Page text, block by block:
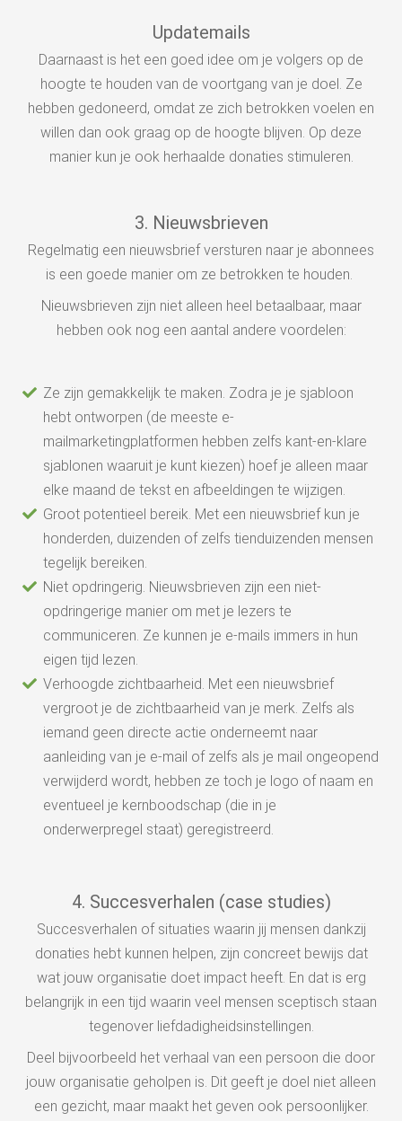
Updatemails
Daarnaast is het een goed idee om je volgers op de
hoogte te houden van de voortgang van je doel. Ze
hebben gedoneerd, omdat ze zich betrokken voelen en
willen dan ook graag op de hoogte blijven. Op deze
manier kun je ook herhaalde donaties stimuleren.
3. Nieuwsbrieven
Regelmatig een nieuwsbrief versturen naar je abonnees
is een goede manier om ze betrokken te houden.
Nieuwsbrieven zijn niet alleen heel betaalbaar, maar
hebben ook nog een aantal andere voordelen:
Ze zijn gemakkelijk te maken. Zodra je je sjabloon
hebt ontworpen (de meeste e-
mailmarketingplatformen hebben zelfs kant-en-klare
sjablonen waaruit je kunt kiezen) hoef je alleen maar
elke maand de tekst en afbeeldingen te wijzigen.
Groot potentieel bereik. Met een nieuwsbrief kun je
honderden, duizenden of zelfs tienduizenden mensen
tegelijk bereiken.
Niet opdringerig. Nieuwsbrieven zijn een niet-
opdringerige manier om met je lezers te
communiceren. Ze kunnen je e-mails immers in hun
eigen tijd lezen.
Verhoogde zichtbaarheid. Met een nieuwsbrief
vergroot je de zichtbaarheid van je merk. Zelfs als
iemand geen directe actie onderneemt naar
aanleiding van je e-mail of zelfs als je mail ongeopend
verwijderd wordt, hebben ze toch je logo of naam en
eventueel je kernboodschap (die in je
onderwerpregel staat) geregistreerd.
4. Succesverhalen (case studies)
Succesverhalen of situaties waarin jij mensen dankzij
donaties hebt kunnen helpen, zijn concreet bewijs dat
wat jouw organisatie doet impact heeft. En dat is erg
belangrijk in een tijd waarin veel mensen sceptisch staan
tegenover liefdadigheidsinstellingen.
Deel bijvoorbeeld het verhaal van een persoon die door
jouw organisatie geholpen is. Dit geeft je doel niet alleen
een gezicht, maar maakt het geven ook persoonlijker.